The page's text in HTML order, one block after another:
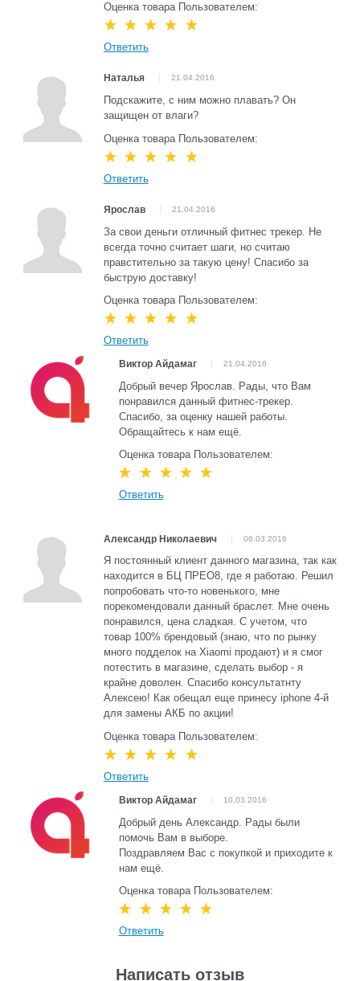
Оценка товара Пользователем:
Ответить
Наталья 21.04.2016
Подскажите, с ним можно плавать? Он
защищен от влаги?
Оценка товара Пользователем:
Ответить
Ярослав 21.04.2016
За свои деньги отличный фитнес трекер. Не
всегда точно считает шаги, но считаю
правстительно за такую цену! Спасибо за
быструю доставку!
Оценка товара Пользователем:
Ответить
Виктор Айдамаг 21.04.2016
Добрый вечер Ярослав. Рады, что Вам
понравился данный фитнес-трекер.
Спасибо, за оценку нашей работы.
Обращайтесь к нам ещё.
Оценка товара Пользователем:
Ответить
Александр Николаевич 06.03.2016
Я постоянный клиент данного магазина, так как
находится в БЦ ПРЕО8, где я работаю. Решил
попробовать что-то новенького, мне
порекомендовали данный браслет. Мне очень
понравился, цена сладкая. С учетом, что
товар 100% брендовый (знаю, что по рынку
много подделок на Xiaomi продают) и я смог
потестить в магазине, сделать выбор - я
крайне доволен. Спасибо консультатнту
Алексею! Как обещал еще принесу iphone 4-й
для замены АКБ по акции!
Оценка товара Пользователем:
Ответить
Виктор Айдамаг 10.03.2016
Добрый день Александр. Рады были
помочь Вам в выборе.
Поздравляем Вас с покупкой и приходите к
нам ещё.
Оценка товара Пользователем:
Ответить
Написать отзыв